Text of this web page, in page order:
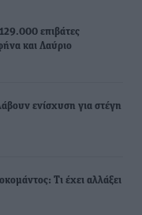
επιβάτες
και Λαύριο
ενίσχυση για στέγη
Τι έχει αλλάξει